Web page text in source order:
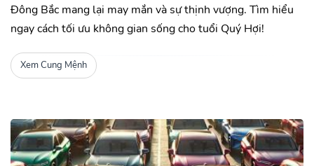
Đông Bắc mang lại may mắn và sự thịnh vượng. Tìm hiểu
ngay cách tối ưu không gian sống cho tuổi Quý Hợi!
Xem Cung Mệnh